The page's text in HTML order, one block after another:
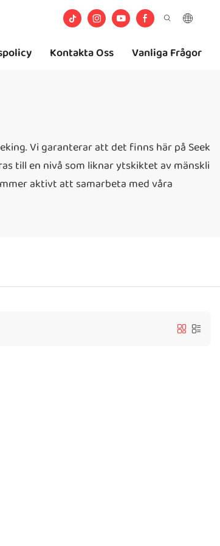
Kontakta Oss Vanliga Frågor
Vi garanterar att det finns här på Seek
till en nivå som liknar ytskiktet av mänskli
aktivt att samarbeta med våra